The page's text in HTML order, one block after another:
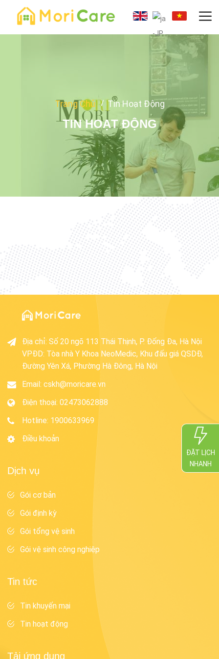
Trang Chủ Tin Hoạt Động
TIN HOẠT ĐỘNG
Địa chỉ: Số 20 ngõ 113 Thái Thịnh, P. Đống Đa, Hà Nội
VPĐD: Tòa nhà Y Khoa NeoMedic, Khu đấu giá QSDĐ,
Đường Yên Xá, Phường Hà Đông, Hà Nội
Email: cskh@moricare.vn
Điện thoại: 02473062888
Hotline: 1900633969
Điều khoản
Dịch vụ
Gói cơ bản
Gói định kỳ
Gói tổng vệ sinh
Gói vệ sinh công nghiệp
Tin tức
Tin khuyến mại
Tin hoạt động
Tải ứng dụng
ĐẶT LỊCH
NHANH